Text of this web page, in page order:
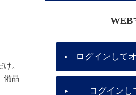
。
備品
WEB
ログインして
ログイン